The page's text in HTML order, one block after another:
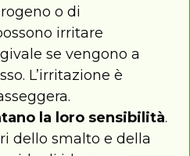
o di
irritare
se vengono a
L’irritazione è
la loro sensibilità.
dello smalto e della